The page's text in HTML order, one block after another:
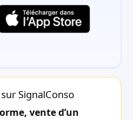
SignalConso
vente d’un